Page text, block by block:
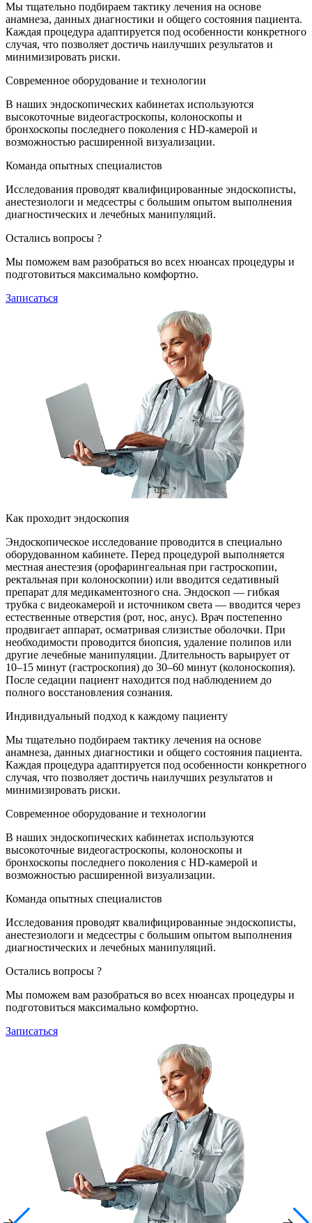
Мы тщательно подбираем тактику лечения на основе
анамнеза, данных диагностики и общего состояния пациента.
Каждая процедура адаптируется под особенности конкретного
случая, что позволяет достичь наилучших результатов и
минимизировать риски.
Современное оборудование и технологии
В наших эндоскопических кабинетах используются
высокоточные видеогастроскопы, колоноскопы и
бронхоскопы последнего поколения с HD-камерой и
возможностью расширенной визуализации.
Команда опытных специалистов
Исследования проводят квалифицированные эндоскописты,
анестезиологи и медсестры с большим опытом выполнения
диагностических и лечебных манипуляций.
Остались вопросы ?
Мы поможем вам разобраться во всех нюансах процедуры и
подготовиться максимально комфортно.
Записаться
Как проходит эндоскопия
Эндоскопическое исследование проводится в специально
оборудованном кабинете. Перед процедурой выполняется
местная анестезия (орофарингеальная при гастроскопии,
ректальная при колоноскопии) или вводится седативный
препарат для медикаментозного сна. Эндоскоп — гибкая
трубка с видеокамерой и источником света — вводится через
естественные отверстия (рот, нос, анус). Врач постепенно
продвигает аппарат, осматривая слизистые оболочки. При
необходимости проводится биопсия, удаление полипов или
другие лечебные манипуляции. Длительность варьирует от
10–15 минут (гастроскопия) до 30–60 минут (колоноскопия).
После седации пациент находится под наблюдением до
полного восстановления сознания.
Индивидуальный подход к каждому пациенту
Мы тщательно подбираем тактику лечения на основе
анамнеза, данных диагностики и общего состояния пациента.
Каждая процедура адаптируется под особенности конкретного
случая, что позволяет достичь наилучших результатов и
минимизировать риски.
Современное оборудование и технологии
В наших эндоскопических кабинетах используются
высокоточные видеогастроскопы, колоноскопы и
бронхоскопы последнего поколения с HD-камерой и
возможностью расширенной визуализации.
Команда опытных специалистов
Исследования проводят квалифицированные эндоскописты,
анестезиологи и медсестры с большим опытом выполнения
диагностических и лечебных манипуляций.
Остались вопросы ?
Мы поможем вам разобраться во всех нюансах процедуры и
подготовиться максимально комфортно.
Записаться